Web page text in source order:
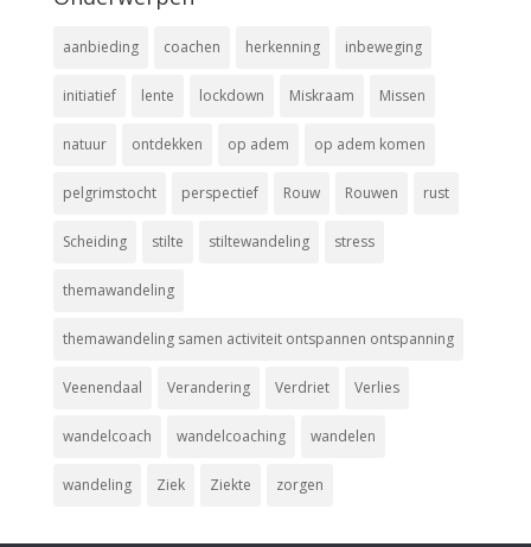
aanbieding coachen herkenning inbeweging
initiatief lente lockdown Miskraam Missen
natuur ontdekken op adem op adem komen
pelgrimstocht perspectief Rouw Rouwen rust
Scheiding stilte stiltewandeling stress
themawandeling
themawandeling samen activiteit ontspannen ontspanning
Veenendaal Verandering Verdriet Verlies
wandelcoach wandelcoaching wandelen
wandeling Ziek Ziekte zorgen